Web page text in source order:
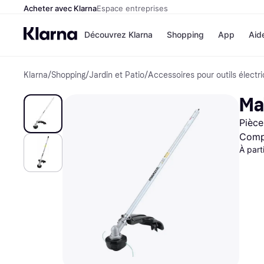
Acheter avec KlarnaEspace entreprises
Découvrez Klarna
Options de
Payer maintenant
Paiement en 3 fois
Paiement à 30 jours
Klarna sur Apple Pay
Shopping
Magasins
Airbnb
Temu
JD
App
Klarna/Shopping/Jardin et Patio/Accessoires pour outils
À